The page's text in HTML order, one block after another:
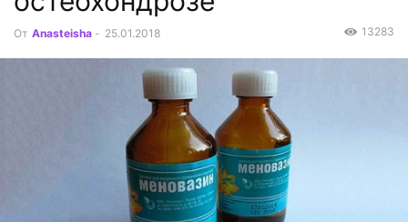
От Anasteisha - 25.01.2018 13283